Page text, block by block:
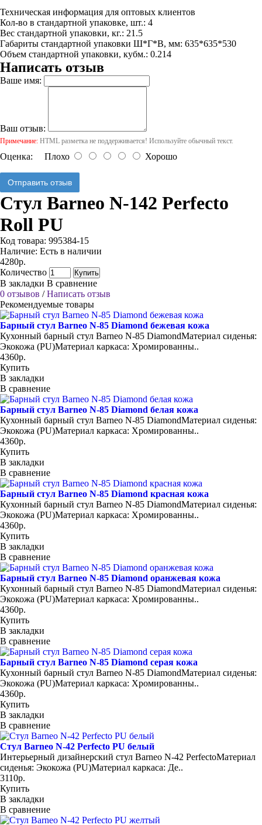
Техническая информация для оптовых клиентов
Кол-во в стандартной упаковке, шт.: 4
Вес стандартной упаковки, кг.: 21.5
Габариты стандартной упаковки Ш*Г*В, мм: 635*635*530
Объем стандартной упаковки, кубм.: 0.214
Написать отзыв
Ваше имя:
Ваш отзыв:
Примечание: HTML разметка не поддерживается! Используйте обычный текст.
Оценка: Плохо Хорошо
Отправить отзыв
Стул Barneo N-142 Perfecto
Roll PU
Код товара: 995384-15
Наличие: Есть в наличии
4280р.
Количество
Купить
В закладки В сравнение
0 отзывов /Написать отзыв
Рекомендуемые товары
Барный стул Barneo N-85 Diamond бежевая кожа
Кухонный барный стул Barneo N-85 DiamondМатериал сиденья:
Экокожа (PU)Материал каркаса: Хромированны..
4360р.
Купить
В закладки
В сравнение
Барный стул Barneo N-85 Diamond белая кожа
Кухонный барный стул Barneo N-85 DiamondМатериал сиденья:
Экокожа (PU)Материал каркаса: Хромированны..
4360р.
Купить
В закладки
В сравнение
Барный стул Barneo N-85 Diamond красная кожа
Кухонный барный стул Barneo N-85 DiamondМатериал сиденья:
Экокожа (PU)Материал каркаса: Хромированны..
4360р.
Купить
В закладки
В сравнение
Барный стул Barneo N-85 Diamond оранжевая кожа
Кухонный барный стул Barneo N-85 DiamondМатериал сиденья:
Экокожа (PU)Материал каркаса: Хромированны..
4360р.
Купить
В закладки
В сравнение
Барный стул Barneo N-85 Diamond серая кожа
Кухонный барный стул Barneo N-85 DiamondМатериал сиденья:
Экокожа (PU)Материал каркаса: Хромированны..
4360р.
Купить
В закладки
В сравнение
Стул Barneo N-42 Perfecto PU белый
Интерьерный дизайнерский cтул Barneo N-42 PerfectoМатериал
сиденья: Экокожа (PU)Материал каркаса: Де..
3110р.
Купить
В закладки
В сравнение